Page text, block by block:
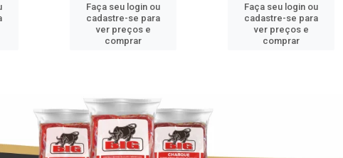
Faça seu login ou
cadastre-se para
ver preços e
comprar
Faça seu login ou
cadastre-se para
ver preços e
comprar